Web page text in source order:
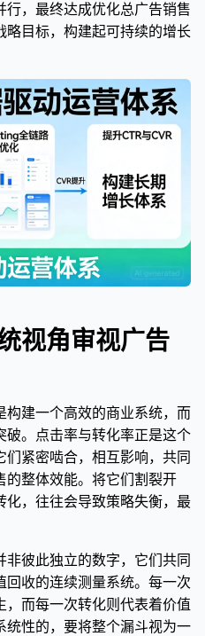
，最终达成优化总广告销售
目标，构建起可持续的增长
视角审视广告
建一个高效的商业系统，而
。点击率与转化率正是这个
紧密啮合，相互影响，共同
的整体效能。将它们割裂开
，往往会导致策略失衡，最
彼此独立的数字，它们共同
收的连续测量系统。每一次
而每一次转化则代表着价值
性的，要将整个漏斗视为一